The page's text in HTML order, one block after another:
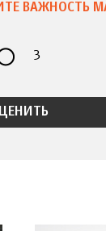
ВАЖНОСТЬ
3